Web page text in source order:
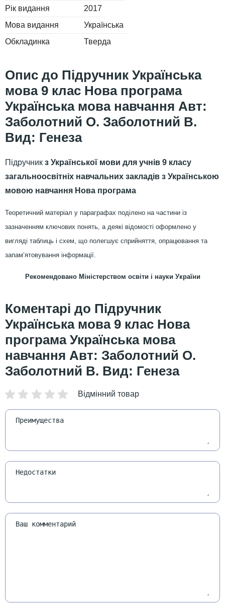
Рік видання
2017
Мова видання
Українська
Обкладинка
Тверда
Підручник Українська
мова 9 клас Нова програма
Українська мова навчання Авт:
Заболотний О. Заболотний В.
Вид: Генеза
Підручник з Української мови для учнів 9 класу
загальноосвітніх навчальних закладів з Українською
мовою навчання Нова програма
Теоретичний матеріал у параграфах поділено на частини із
зазначенням ключових понять, а деякі відомості оформлено у
вигляді таблиць і схем, що полегшує сприйняття, опрацювання та
запам’ятовування інформації.
Рекомендовано Міністерством освіти і науки України
Підручник
Українська мова 9 клас Нова
програма Українська мова
навчання Авт: Заболотний О.
Заболотний В. Вид: Генеза